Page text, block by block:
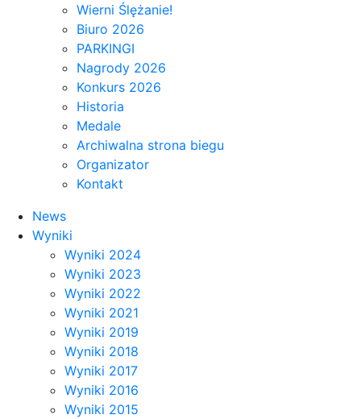
Wierni Ślężanie!
Biuro 2026
PARKINGI
Nagrody 2026
Konkurs 2026
Historia
Medale
Archiwalna strona biegu
Organizator
Kontakt
News
Wyniki
Wyniki 2024
Wyniki 2023
Wyniki 2022
Wyniki 2021
Wyniki 2019
Wyniki 2018
Wyniki 2017
Wyniki 2016
Wyniki 2015